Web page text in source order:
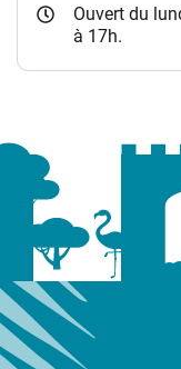
Ouvert du
à 17h.